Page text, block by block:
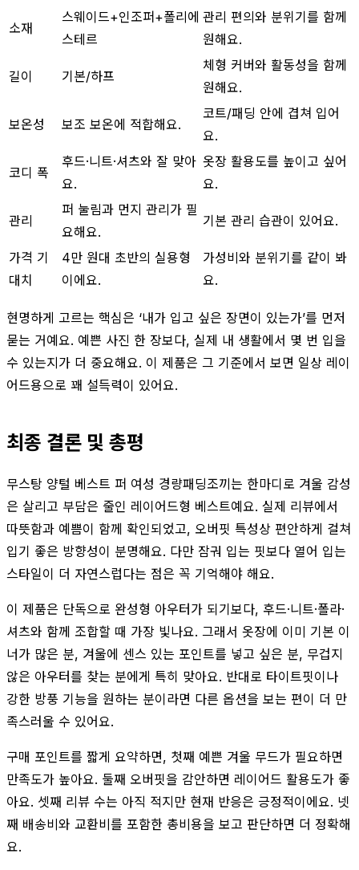
소재
스웨이드+인조퍼+폴리에
스테르
관리 편의와 분위기를 함께
원해요.
길이 기본/하프
체형 커버와 활동성을 함께
원해요.
보온성 보조 보온에 적합해요.
코트/패딩 안에 겹쳐 입어
요.
코디 폭
후드·니트·셔츠와 잘 맞아
요.
옷장 활용도를 높이고 싶어
요.
관리
퍼 눌림과 먼지 관리가 필
요해요.
기본 관리 습관이 있어요.
가격 기
대치
4만 원대 초반의 실용형
이에요.
가성비와 분위기를 같이 봐
요.
현명하게 고르는 핵심은 ‘내가 입고 싶은 장면이 있는가’를 먼저
묻는 거예요. 예쁜 사진 한 장보다, 실제 내 생활에서 몇 번 입을
수 있는지가 더 중요해요. 이 제품은 그 기준에서 보면 일상 레이
어드용으로 꽤 설득력이 있어요.
최종 결론 및 총평
무스탕 양털 베스트 퍼 여성 경량패딩조끼는 한마디로 겨울 감성
은 살리고 부담은 줄인 레이어드형 베스트예요. 실제 리뷰에서
따뜻함과 예쁨이 함께 확인되었고, 오버핏 특성상 편안하게 걸쳐
입기 좋은 방향성이 분명해요. 다만 잠궈 입는 핏보다 열어 입는
스타일이 더 자연스럽다는 점은 꼭 기억해야 해요.
이 제품은 단독으로 완성형 아우터가 되기보다, 후드·니트·폴라·
셔츠와 함께 조합할 때 가장 빛나요. 그래서 옷장에 이미 기본 이
너가 많은 분, 겨울에 센스 있는 포인트를 넣고 싶은 분, 무겁지
않은 아우터를 찾는 분에게 특히 맞아요. 반대로 타이트핏이나
강한 방풍 기능을 원하는 분이라면 다른 옵션을 보는 편이 더 만
족스러울 수 있어요.
구매 포인트를 짧게 요약하면, 첫째 예쁜 겨울 무드가 필요하면
만족도가 높아요. 둘째 오버핏을 감안하면 레이어드 활용도가 좋
아요. 셋째 리뷰 수는 아직 적지만 현재 반응은 긍정적이에요. 넷
째 배송비와 교환비를 포함한 총비용을 보고 판단하면 더 정확해
요.